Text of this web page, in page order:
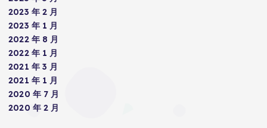
2023 年 2 月
2023 年 1 月
2022 年 8 月
2022 年 1 月
2021 年 3 月
2021 年 1 月
2020 年 7 月
2020 年 2 月